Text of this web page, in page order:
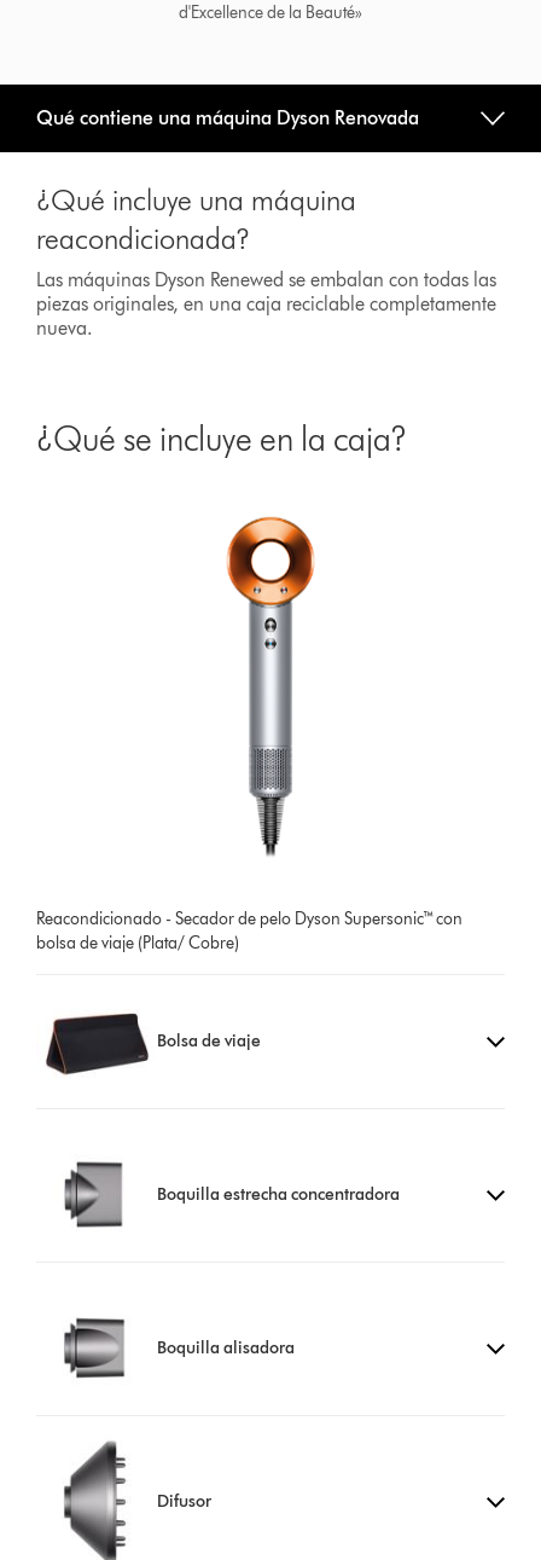
d'Excellence de la Beauté»
Qué contiene una máquina Dyson Renovada
¿Qué incluye una máquina
reacondicionada?
Las máquinas Dyson Renewed se embalan con todas las
piezas originales, en una caja reciclable completamente
nueva.
¿Qué se incluye en la caja?
Reacondicionado - Secador de pelo Dyson Supersonic™ con
bolsa de viaje (Plata/ Cobre)
Bolsa de viaje
Boquilla estrecha concentradora
Boquilla alisadora
Difusor